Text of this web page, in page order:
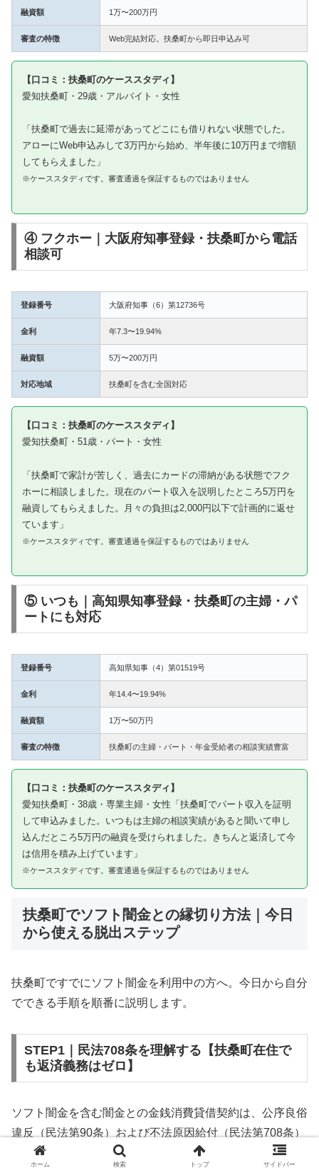
融資額 1万〜200万円
審査の特徴 Web完結対応。扶桑町から即日申込み可
【口コミ：扶桑町のケーススタディ】
愛知扶桑町・29歳・アルバイト・女性
「扶桑町で過去に延滞があってどこにも借りれない状態でした。
アローにWeb申込みして3万円から始め、半年後に10万円まで増額
してもらえました」
※ケーススタディです。審査通過を保証するものではありません
④ フクホー｜大阪府知事登録・扶桑町から電話
相談可
登録番号 大阪府知事（6）第12736号
金利 年7.3〜19.94%
融資額 5万〜200万円
対応地域 扶桑町を含む全国対応
【口コミ：扶桑町のケーススタディ】
愛知扶桑町・51歳・パート・女性
「扶桑町で家計が苦しく、過去にカードの滞納がある状態でフク
ホーに相談しました。現在のパート収入を説明したところ5万円を
融資してもらえました。月々の負担は2,000円以下で計画的に返せ
ています」
※ケーススタディです。審査通過を保証するものではありません
⑤ いつも｜高知県知事登録・扶桑町の主婦・パ
ートにも対応
登録番号 高知県知事（4）第01519号
金利 年14.4〜19.94%
融資額 1万〜50万円
審査の特徴 扶桑町の主婦・パート・年金受給者の相談実績豊富
【口コミ：扶桑町のケーススタディ】
愛知扶桑町・38歳・専業主婦・女性「扶桑町でパート収入を証明
して申込みました。いつもは主婦の相談実績があると聞いて申し
込んだところ5万円の融資を受けられました。きちんと返済して今
は信用を積み上げています」
※ケーススタディです。審査通過を保証するものではありません
扶桑町でソフト闇金との縁切り方法｜今日
から使える脱出ステップ
扶桑町ですでにソフト闇金を利用中の方へ。今日から自分
でできる手順を順番に説明します。
STEP1｜民法708条を理解する【扶桑町在住で
も返済義務はゼロ】
ソフト闇金を含む闇金との金銭消費貸借契約は、公序良俗
違反（民法第90条）および不法原因給付（民法第708条）
に該当するため、法的には無効です。扶桑町在住であって
ホーム 検索 トップ サイドバー